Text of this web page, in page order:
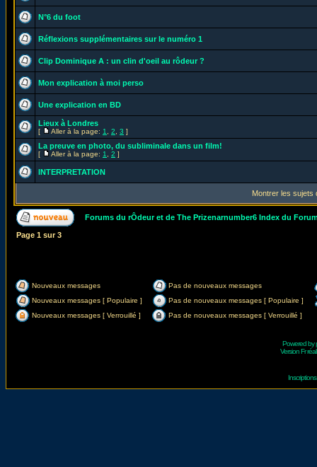
N°6 du foot
Réflexions supplémentaires sur le numéro 1
Clip Dominique A : un clin d'oeil au rôdeur ?
Mon explication à moi perso
Une explication en BD
Lieux à Londres
[ Aller à la page: 1 2 3 ]
La preuve en photo, du subliminale dans un film!
[ Aller à la page: 1 2 ]
INTERPRETATION
Montrer les sujets
Forums du rÔdeur et de The Prizenarnumber6 Index du
Page 1 sur3
Nouveaux messages
Pas de nouveaux messages
Nouveaux messages [ Populaire ]
Pas de nouveaux messages [ Populaire ]
Nouveaux messages [ Verrouillé ]
Pas de nouveaux messages [ Verrouillé ]
Powered by
Version Fr